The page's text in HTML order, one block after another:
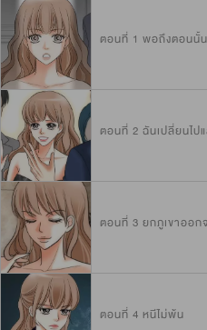
ตอนที่ 1 พอถึงตอนนั้น
ตอนที่ 2 ฉันเปลี่ยนไป
ตอนที่ 3 ยกภูเขาออก
ตอนที่ 4 หนีไม่พ้น